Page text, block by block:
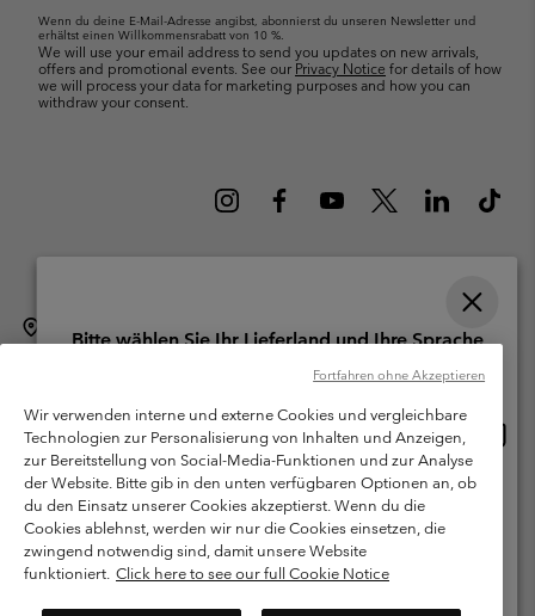
Wenn du deine E-Mail-Adresse angibst, abonnierst du unseren Newsletter und
erhältst einen Willkommensrabatt von 10 %.
We will use your email address to send you updates on new arrivals,
offers and promotional events. See our Privacy Notice for details of how
we will process your data for marketing purposes and how you can
withdraw your consent.
Schweiz (Deutsch) English › français › italiano ›
Columbia Sportswear Company. Avenue des Morgines, 12 1213
Petit-Lancy Switzerland. Alle Rechte vorbehalten.
Nutzungsbedingungen
Allgemeine Verkaufsbedingungen
Garantie
Datenschutzerklärung
Bestimmungen und Bedingungen des Mitglieder Programms
Nutzungsbedingungen Für Nutzergenerierte Inhalte
Impressum
Cookies
Wir verwenden interne und externe Cookies und vergleichbare
Technologien zur Personalisierung von Inhalten und Anzeigen,
zur Bereitstellung von Social-Media-Funktionen und zur Analyse
der Website. Bitte gib in den unten verfügbaren Optionen an, ob
du den Einsatz unserer Cookies akzeptierst. Wenn du die
Cookies ablehnst, werden wir nur die Cookies einsetzen, die
zwingend notwendig sind, damit unsere Website
funktioniert. Click here to see our full Cookie Notice
Fortfahren ohne Akzeptieren
Bitte wählen Sie Ihr Lieferland und Ihre Sprache
Online-Einkauf verfügbar
United States
Switzerland-English
Switzerland-Deutsch